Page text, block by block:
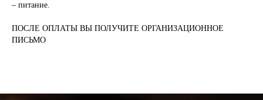
– питание.
ПОСЛЕ ОПЛАТЫ ВЫ ПОЛУЧИТЕ ОРГАНИЗАЦИОННОЕ
ПИСЬМО